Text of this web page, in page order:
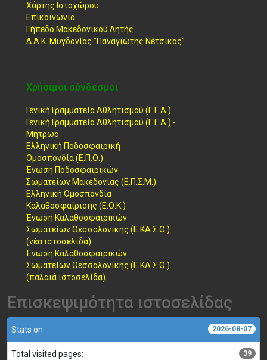
Χάρτης Ιστοχώρου
Επικοινωνία
Γήπεδο Μακεδονικού Λητής
Δ.Α.Κ. Μυγδονίας "Παναγιώτης Νέτσικας"
Χρήσιμοι σύνδεσμοι
Γενική Γραμματεία Αθλητισμού (Γ.Γ.Α.)
Γενική Γραμματεία Αθλητισμού (Γ.Γ.Α.) -
Μητρωο
Ελληνική Ποδοσφαιρική
Ομοσπονδία (Ε.Π.Ο.)
Ένωση Ποδοσφαιρικών
Σωματείων Μακεδονίας (Ε.Π.Σ.Μ.)
Ελληνική Ομοσπονδία
Καλαθοσφαίρισης (Ε.Ο.Κ.)
Ένωση Καλαθοσφαιρικών
Σωματείων Θεσσαλονίκης (Ε.ΚΑ.Σ.Θ.)
(νέα ιστοσελίδα)
Ένωση Καλαθοσφαιρικών
Σωματείων Θεσσαλονίκης (Ε.ΚΑ.Σ.Θ.)
(παλαιά ιστοσελίδα)
Επισκεψιμότητα ιστοσελίδας
Stats on: 2026-08-07
Total visited pages: 39